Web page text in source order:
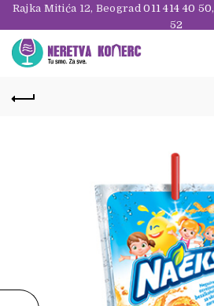
Rajka Mitića 12, Beograd011 414 40 50,
52